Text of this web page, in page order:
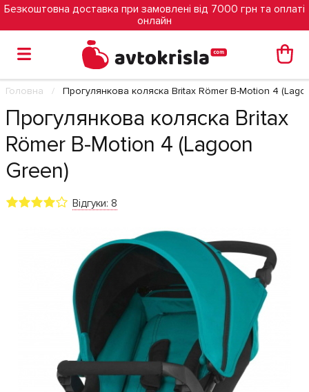
Безкоштовна доставка при замовлені від 7000 грн та оплаті
онлайн
Головна Прогулянкова коляска Britax Römer B-Motion 4
Прогулянкова коляска Britax
Römer B-Motion 4 (Lagoon
Green)
Відгуки: 8